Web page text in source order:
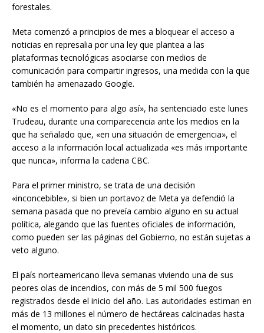
forestales.
Meta comenzó a principios de mes a bloquear el acceso a
noticias en represalia por una ley que plantea a las
plataformas tecnológicas asociarse con medios de
comunicación para compartir ingresos, una medida con la que
también ha amenazado Google.
«No es el momento para algo así», ha sentenciado este lunes
Trudeau, durante una comparecencia ante los medios en la
que ha señalado que, «en una situación de emergencia», el
acceso a la información local actualizada «es más importante
que nunca», informa la cadena CBC.
Para el primer ministro, se trata de una decisión
«inconcebible», si bien un portavoz de Meta ya defendió la
semana pasada que no preveía cambio alguno en su actual
política, alegando que las fuentes oficiales de información,
como pueden ser las páginas del Gobierno, no están sujetas a
veto alguno.
El país norteamericano lleva semanas viviendo una de sus
peores olas de incendios, con más de 5 mil 500 fuegos
registrados desde el inicio del año. Las autoridades estiman en
más de 13 millones el número de hectáreas calcinadas hasta
el momento, un dato sin precedentes históricos.